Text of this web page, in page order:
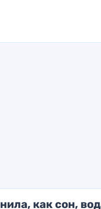
как сон,